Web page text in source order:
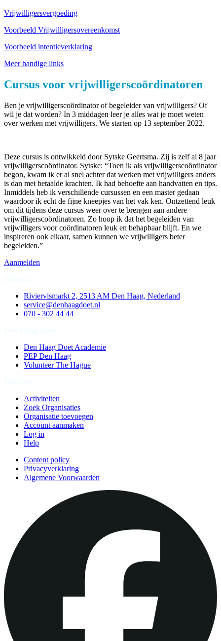
Vrijwilligersvergoeding
Voorbeeld Vrijwilligersovereenkomst
Voorbeeld intentieverklaring
Meer handige links
Cursus voor vrijwilligerscoördinatoren
Ben je vrijwilligerscoördinator of begeleider van vrijwilligers? Of
wil je dat worden? In 3 middagen leer je alles wat je moet weten
over werken met vrijwilligers. We starten op 13 september 2022.
Deze cursus is ontwikkeld door Sytske Geertsma. Zij is zelf al 8 jaar
vrijwilligerscoördinator. Sytske: “Toen ik als vrijwilligerscoördinator
begon, kwam ik er al snel achter dat werken met vrijwilligers anders
is dan met betaalde krachten. Ik had behoefte aan handvatten en tips.
Inmiddels heb ik verschillende cursussen en een master gedaan
waardoor ik echt de fijne kneepjes van het vak ken. Ontzettend leuk
om dit tijdens deze cursus weer over te brengen aan andere
vrijwilligerscoördinatoren. Zo hoop ik dat het begeleiden van
vrijwilligers voor coördinatoren leuk en behapbaar blijft. En we
inspireren ook elkaar, samen kunnen we vrijwilligers beter
begeleiden.”
Aanmelden
Riviervismarkt 2, 2513 AM Den Haag, Nederland
service@denhaagdoet.nl
070 - 302 44 44
Den Haag Doet Academie
PEP Den Haag
Volunteer The Hague
Activiteiten
Zoek Organisaties
Organisatie toevoegen
Account aanmaken
Log in
Help
Content policy
Privacyverklaring
Algemene Voorwaarden